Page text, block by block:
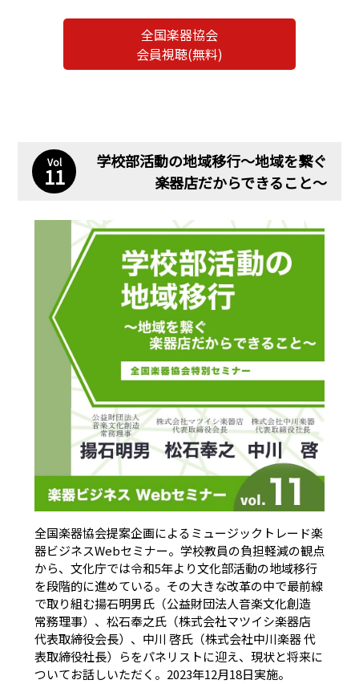
全国楽器協会
会員視聴(無料)
Vol
11
学校部活動の地域移行〜地域を繋ぐ
楽器店だからできること〜
全国楽器協会提案企画によるミュージックトレード楽
器ビジネスWebセミナー。学校教員の負担軽減の観点
から、文化庁では令和5年より文化部活動の地域移行
を段階的に進めている。その大きな改革の中で最前線
で取り組む揚石明男氏（公益財団法人音楽文化創造
常務理事）、松石奉之氏（株式会社マツイシ楽器店
代表取締役会長）、中川 啓氏（株式会社中川楽器 代
表取締役社長）らをパネリストに迎え、現状と将来に
ついてお話しいただく。2023年12月18日実施。